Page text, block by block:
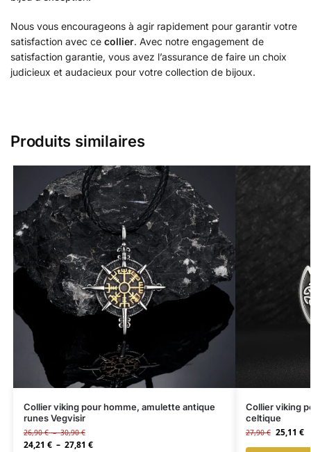
Nous vous encourageons à agir rapidement pour garantir votre
satisfaction avec ce collier. Avec notre engagement de
satisfaction garantie, vous avez l’assurance de faire un choix
judicieux et audacieux pour votre collection de bijoux.
Produits similaires
Collier viking pour homme, amulette antique
runes Vegvisir
26,90€ – 30,90€
24,21 € – 27,81 €
Collier viking
celtique
27,90€ 25,11 €